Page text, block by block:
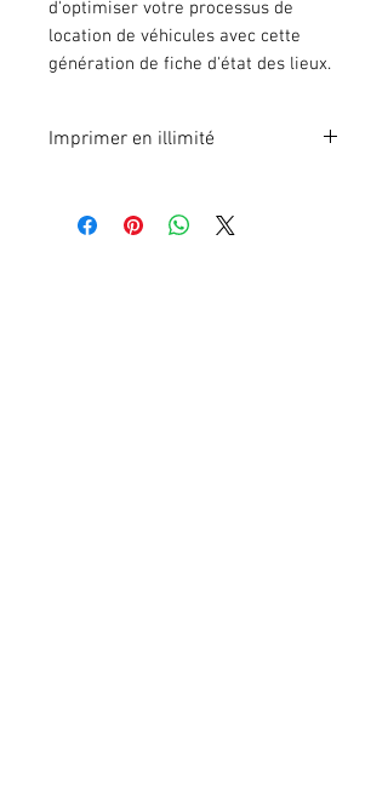
d'optimiser votre processus de
location de véhicules avec cette
génération de fiche d'état des lieux.
Imprimer en illimité
illimité. Pour 1 poste.